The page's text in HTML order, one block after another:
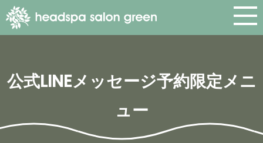
公式LINEメッセージ予約限定メニ
ュー